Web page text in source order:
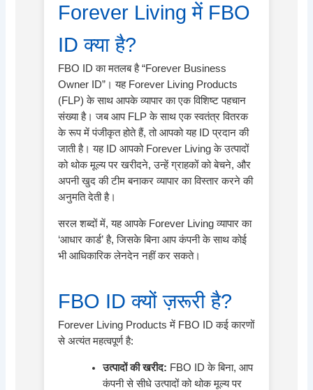
Forever Living में FBO
ID क्या है?
FBO ID का मतलब है “Forever Business
Owner ID”। यह Forever Living Products
(FLP) के साथ आपके व्यापार का एक विशिष्ट पहचान
संख्या है। जब आप FLP के साथ एक स्वतंत्र वितरक
के रूप में पंजीकृत होते हैं, तो आपको यह ID प्रदान की
जाती है। यह ID आपको Forever Living के उत्पादों
को थोक मूल्य पर खरीदने, उन्हें ग्राहकों को बेचने, और
अपनी खुद की टीम बनाकर व्यापार का विस्तार करने की
अनुमति देती है।
सरल शब्दों में, यह आपके Forever Living व्यापार का
‘आधार कार्ड’ है, जिसके बिना आप कंपनी के साथ कोई
भी आधिकारिक लेनदेन नहीं कर सकते।
FBO ID क्यों ज़रूरी है?
Forever Living Products में FBO ID कई कारणों
से अत्यंत महत्वपूर्ण है:
उत्पादों की खरीद: FBO ID के बिना, आप
कंपनी से सीधे उत्पादों को थोक मूल्य पर